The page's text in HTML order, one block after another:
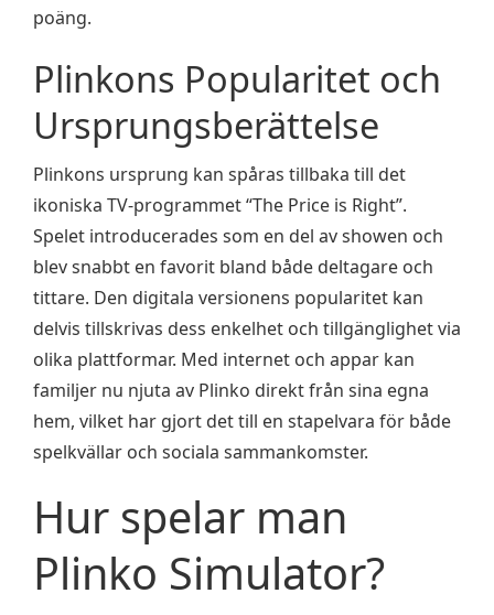
poäng.
Plinkons Popularitet och
Ursprungsberättelse
Plinkons ursprung kan spåras tillbaka till det
ikoniska TV-programmet “The Price is Right”.
Spelet introducerades som en del av showen och
blev snabbt en favorit bland både deltagare och
tittare. Den digitala versionens popularitet kan
delvis tillskrivas dess enkelhet och tillgänglighet via
olika plattformar. Med internet och appar kan
familjer nu njuta av Plinko direkt från sina egna
hem, vilket har gjort det till en stapelvara för både
spelkvällar och sociala sammankomster.
Hur spelar man
Plinko Simulator?